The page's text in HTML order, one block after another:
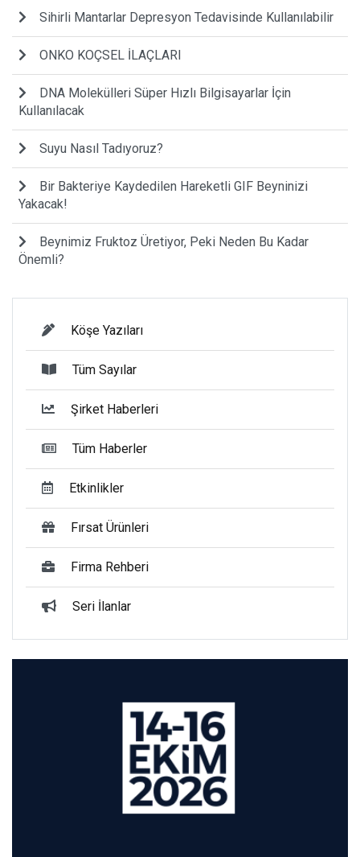
Sihirli Mantarlar Depresyon Tedavisinde Kullanılabilir
ONKO KOÇSEL İLAÇLARI
DNA Molekülleri Süper Hızlı Bilgisayarlar İçin
Kullanılacak
Suyu Nasıl Tadıyoruz?
Bir Bakteriye Kaydedilen Hareketli GIF Beyninizi
Yakacak!
Beynimiz Fruktoz Üretiyor, Peki Neden Bu Kadar
Önemli?
Köşe Yazıları
Tüm Sayılar
Şirket Haberleri
Tüm Haberler
Etkinlikler
Fırsat Ürünleri
Firma Rehberi
Seri İlanlar